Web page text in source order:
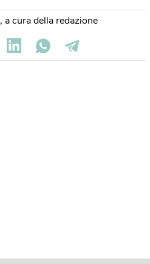
, a cura della redazione